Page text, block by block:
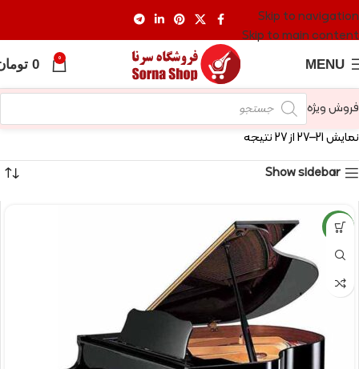
Skip to navigation
Skip to main content
MENU
0
0
فروش ویژه
نمایش 21–27 از 27 نتیجه
Show sidebar
NEW